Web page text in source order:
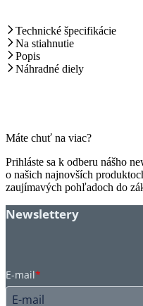
Technické špecifikácie
Na stiahnutie
Popis
Náhradné diely
Máte chuť na viac?
Prihláste sa k odberu nášho
o našich najnovších
zaujímavých pohľadoch do
Newslettery
E-mail*